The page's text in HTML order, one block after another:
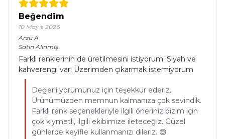
Beğendim
10 Mayıs 2026
Arzu A.
Satın Alınmış
Farklı renklerinin de üretilmesini istiyorum. Siyah ve
kahverengi var. Üzerimden çıkarmak istemiyorum
Değerli yorumunuz için teşekkür ederiz.
Ürünümüzden memnun kalmanıza çok sevindik.
Farklı renk seçenekleriyle ilgili öneriniz bizim için
çok kıymetli, ilgili ekibimize ileteceğiz. Güzel
günlerde keyifle kullanmanızı dileriz. 😊